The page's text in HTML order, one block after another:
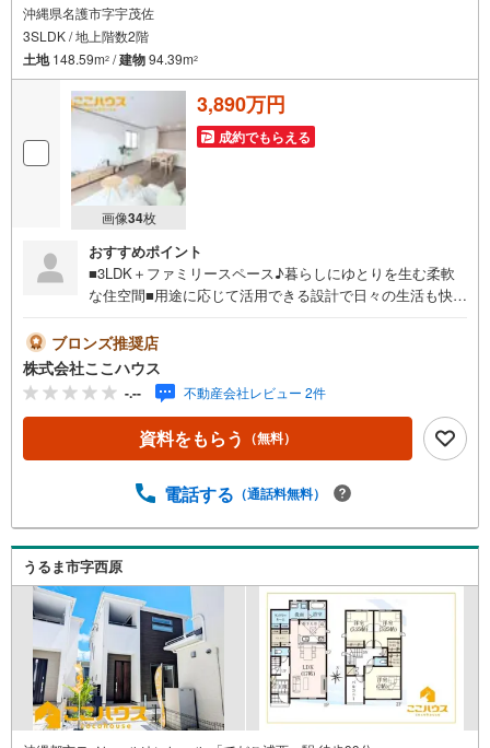
沖縄県名護市字宇茂佐
3SLDK / 地上階数2階
土地148.59m2 /建物94.39m2
画像34枚
3,890万円
成約でもらえる
おすすめポイント
■3LDK＋ファミリースペース♪暮らしにゆとりを生む柔軟
な住空間■用途に応じて活用できる設計で日々の生活も快適
便利な暮らしやすい住まい周辺環境や街並みはは、現地で
見てこそ実感できます♪ 「週末に少し見てみたい」そんな
軽い気持ちでも大丈夫です！ ぜひご連絡ください♪＝＝＝
＝＝＝＝＝＝＝＝＝＝＝＝＝＝＝＝＝＝＝＝＝＝＝＝＝＝
＝＝＝＝【営業時間 9:00-20:00】定休日:年中無休上記時間
はお電話が繋がりやすくなっております。ぜひお気軽にご
する（無料）」ボタンよりご希望の日時をご記入いただけ
＝＝＝＝＝＝＝＝＝＝＝＝＝＝＝＝＝＝＝＝＝＝＝＝こち
らの物件は「Yahoo！不動産 成約でPayPayポイント最大2
0万円相当プレゼント」対象です！資料請求または見学予約
からご成約でポイントGET！詳細はキャンペーンページを
ご確認ください。＝＝＝＝＝＝＝＝＝＝＝＝＝＝＝＝＝＝
＝＝＝＝＝＝＝
ブロンズ推奨店
株式会社ここハウス
-.-- 不動産会社レビュー 2件
資料をもらう （無料）
電話する （通話料無料）
うるま市字西原